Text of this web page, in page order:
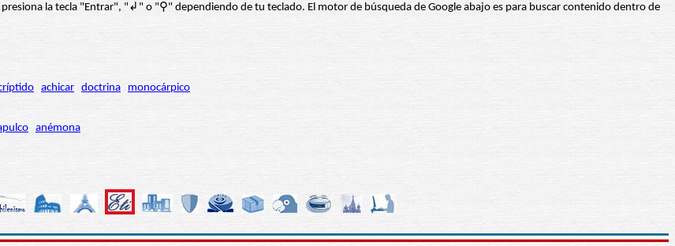
presiona la tecla "Entrar", "↲" o "⚲" dependiendo de tu teclado. El motor de búsqueda de Google abajo es para buscar contenido dentro de
achicar doctrina monocárpico
anémona